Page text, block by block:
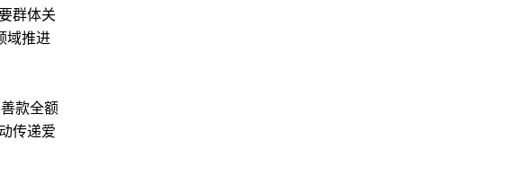
群体关
域推进
款全额
传递爱